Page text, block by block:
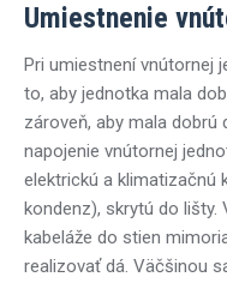
Umiestnenie
Pri umiestnení vnútornej
to, aby jednotka mala
zároveň, aby mala
napojenie vnútornej
elektrickú a klimatizačnú
kondenz), skrytú do lišty.
kabeláže do stien
realizovať dá. Väčšinou